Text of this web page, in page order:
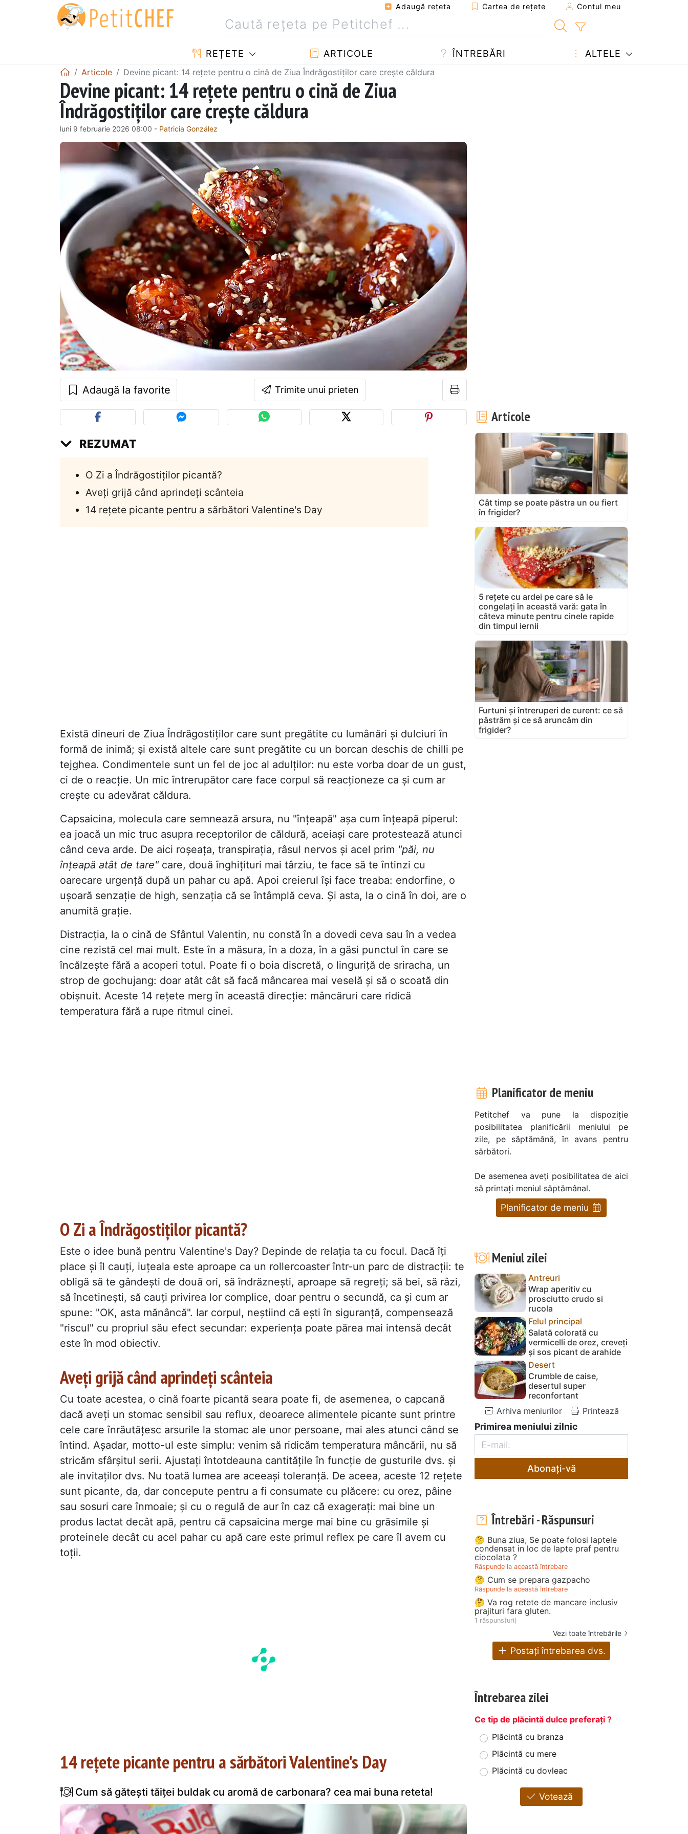
Adaugă reţeta Cartea de rețete Contul meu
REȚETE ARTICOLE ÎNTREBĂRI ALTELE
Articole Devine picant: 14 rețete pentru o cină de Ziua Îndrăgostiților care crește căldura
Devine picant: 14 rețete pentru o cină de Ziua
Îndrăgostiților care crește căldura
luni 9 februarie 2026 08:00 - Patricia González
Adaugă la favorite Trimite unui prieten
REZUMAT
O Zi a Îndrăgostiților picantă?
Aveți grijă când aprindeți scânteia
14 rețete picante pentru a sărbători Valentine's Day
Există dineuri de Ziua Îndrăgostiților care sunt pregătite cu lumânări și dulciuri în
formă de inimă; și există altele care sunt pregătite cu un borcan deschis de chilli pe
tejghea. Condimentele sunt un fel de joc al adulților: nu este vorba doar de un gust,
ci de o reacție. Un mic întrerupător care face corpul să reacționeze ca și cum ar
crește cu adevărat căldura.
Capsaicina, molecula care semnează arsura, nu "înțeapă" așa cum înțeapă piperul:
ea joacă un mic truc asupra receptorilor de căldură, aceiași care protestează atunci
când ceva arde. De aici roșeața, transpirația, râsul nervos și acel prim "păi, nu
înțeapă atât de tare" care, două înghițituri mai târziu, te face să te întinzi cu
oarecare urgență după un pahar cu apă. Apoi creierul își face treaba: endorfine, o
ușoară senzație de high, senzația că se întâmplă ceva. Și asta, la o cină în doi, are o
anumită grație.
Distracția, la o cină de Sfântul Valentin, nu constă în a dovedi ceva sau în a vedea
cine rezistă cel mai mult. Este în a măsura, în a doza, în a găsi punctul în care se
încălzește fără a acoperi totul. Poate fi o boia discretă, o linguriță de sriracha, un
strop de gochujang: doar atât cât să facă mâncarea mai veselă și să o scoată din
obișnuit. Aceste 14 rețete merg în această direcție: mâncăruri care ridică
temperatura fără a rupe ritmul cinei.
O Zi a Îndrăgostiților picantă?
Este o idee bună pentru Valentine's Day? Depinde de relația ta cu focul. Dacă îți
place și îl cauți, iuțeala este aproape ca un rollercoaster într-un parc de distracții: te
obligă să te gândești de două ori, să îndrăznești, aproape să regreți; să bei, să râzi,
să încetinești, să cauți privirea lor complice, doar pentru o secundă, ca și cum ar
spune: "OK, asta mănâncă". Iar corpul, neștiind că ești în siguranță, compensează
"riscul" cu propriul său efect secundar: experiența poate părea mai intensă decât
este în mod obiectiv.
Aveți grijă când aprindeți scânteia
Cu toate acestea, o cină foarte picantă seara poate fi, de asemenea, o capcană
dacă aveți un stomac sensibil sau reflux, deoarece alimentele picante sunt printre
cele care înrăutățesc arsurile la stomac ale unor persoane, mai ales atunci când se
întind. Așadar, motto-ul este simplu: venim să ridicăm temperatura mâncării, nu să
stricăm sfârșitul serii. Ajustați întotdeauna cantitățile în funcție de gusturile dvs. și
ale invitaților dvs. Nu toată lumea are aceeași toleranță. De aceea, aceste 12 rețete
sunt picante, da, dar concepute pentru a fi consumate cu plăcere: cu orez, pâine
sau sosuri care înmoaie; și cu o regulă de aur în caz că exagerați: mai bine un
produs lactat decât apă, pentru că capsaicina merge mai bine cu grăsimile și
proteinele decât cu acel pahar cu apă care este primul reflex pe care îl avem cu
toții.
14 rețete picante pentru a sărbători Valentine's Day
Cum să gătești tăiței buldak cu aromă de carbonara? cea mai buna reteta!
Articole
Cât timp se poate păstra un ou fiert
în frigider?
5 rețete cu ardei pe care să le
congelați în această vară: gata în
câteva minute pentru cinele rapide
din timpul iernii
Furtuni și întreruperi de curent: ce să
păstrăm și ce să aruncăm din
frigider?
Planificator de meniu
Petitchef va pune la dispoziție
posibilitatea planificării meniului pe
zile, pe săptămână, în avans pentru
sărbători.
De asemenea aveți posibilitatea de aici
să printați meniul săptămânal.
Planificator de meniu
Meniul zilei
Antreuri
Wrap aperitiv cu
prosciutto crudo si
rucola
Felul principal
Salată colorată cu
vermicelli de orez, creveți
și sos picant de arahide
Desert
Crumble de caise,
desertul super
reconfortant
Arhiva meniurilor
Printează
Primirea meniului zilnic
Abonați-vă
Întrebări - Răspunsuri
🤔 Buna ziua, Se poate folosi laptele
condensat in loc de lapte praf pentru
ciocolata ?
Răspunde la această întrebare
🤔 Cum se prepara gazpacho
Răspunde la această întrebare
🤔 Va rog retete de mancare inclusiv
prajituri fara gluten.
1 răspuns(uri)
Vezi toate întrebările
Postați întrebarea dvs.
Întrebarea zilei
Ce tip de plăcintă dulce preferați ?
Plăcintă cu branza
Plăcintă cu mere
Plăcintă cu dovleac
Votează